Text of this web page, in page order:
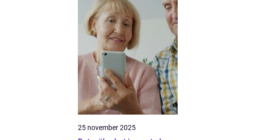
25 november 2025